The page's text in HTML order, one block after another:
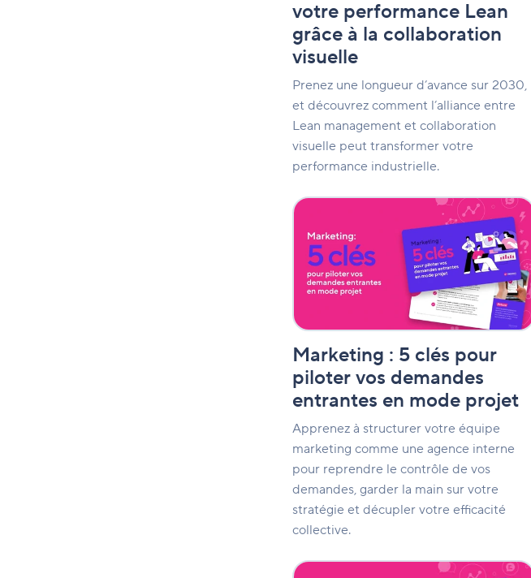
votre performance Lean
grâce à la collaboration
visuelle
Prenez une longueur d’avance sur 2030,
et découvrez comment l’alliance entre
Lean management et collaboration
visuelle peut transformer votre
performance industrielle.
visuelle
Marketing : 5 clés pour
piloter vos demandes
entrantes en mode projet
Apprenez à structurer votre équipe
marketing comme une agence interne
pour reprendre le contrôle de vos
demandes, garder la main sur votre
stratégie et décupler votre efficacité
collective.
Marketing
clés
pour
piloter
demandes
entrantes
en
mode
projet
Service